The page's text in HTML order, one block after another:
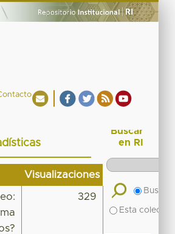
Visualizaciones
329
Buscar
en RI
Buscar
Esta